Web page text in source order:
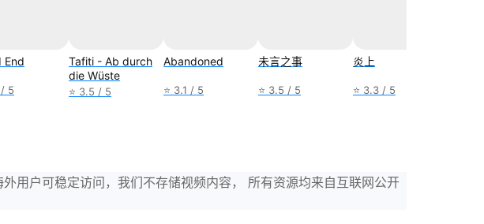
End
/ 5
Tafiti - Ab durch
die Wüste
⭐ 3.5 / 5
Abandoned
⭐ 3.1 / 5
未言之事
⭐ 3.5 / 5
炎上
⭐ 3.3 / 5
用户可稳定访问，我们不存储视频内容， 所有资源均来自互联网公开